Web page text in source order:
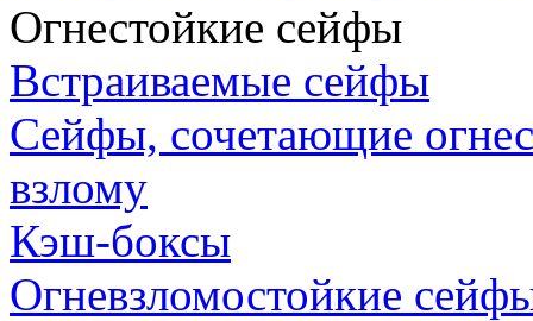
Огнестойкие сейфы
Встраиваемые сейфы
Сейфы, сочетающие
взлому
Кэш-боксы
Огневзломостойкие